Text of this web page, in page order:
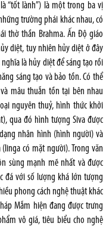
“tốt lành”) là một trong ba vị
trường phái khác nhau, có
thờ thần Brahma. Ấn Độ giáo
diệt, tuy nhiên hủy diệt ở đây
là hủy diệt để sáng tạo rồi
sáng tạo và bảo tồn. Có thể
mâu thuẫn tồn tại bên nhau
nguyên thuỷ, hình thức khởi
qua đó hình tượng Siva được
nhân hình (hình người) và
có mặt người). Trong văn
sùng mạnh mẽ nhất và được
đá với số lượng khá lớn tượng
phong cách nghệ thuật khác
Mẫm hiện đang được trưng
vô giá, tiêu biểu cho nghệ